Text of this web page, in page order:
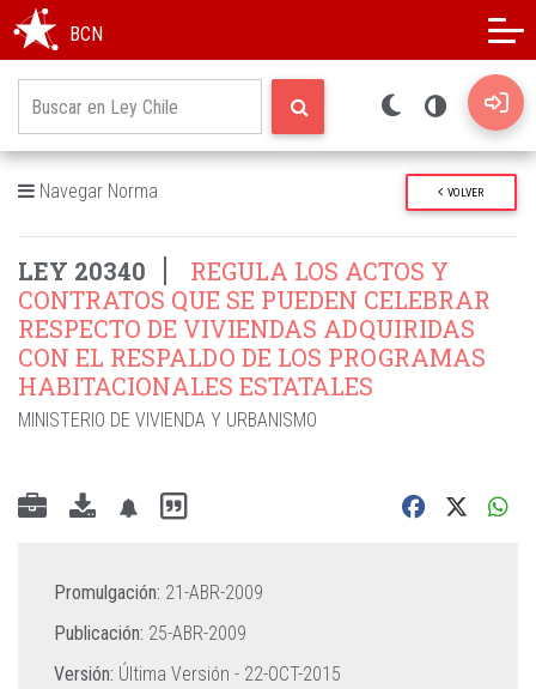
BCN
Navegar Norma VOLVER
LEY 20340
REGULA LOS ACTOS Y
CONTRATOS QUE SE PUEDEN CELEBRAR
RESPECTO DE VIVIENDAS ADQUIRIDAS
CON EL RESPALDO DE LOS PROGRAMAS
HABITACIONALES ESTATALES
MINISTERIO DE VIVIENDA Y URBANISMO
Promulgación: 21-ABR-2009
Publicación: 25-ABR-2009
Versión: Última Versión - 22-OCT-2015